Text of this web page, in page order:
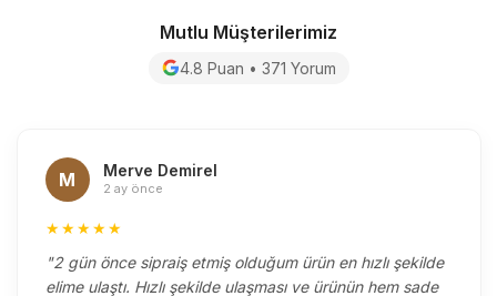
Mutlu Müşterilerimiz
4.8 Puan • 371 Yorum
M Merve Demirel
2 ay önce
★★★★★
"2 gün önce sipraiş etmiş olduğum ürün en hızlı şekilde
elime ulaştı. Hızlı şekilde ulaşması ve ürünün hem sade